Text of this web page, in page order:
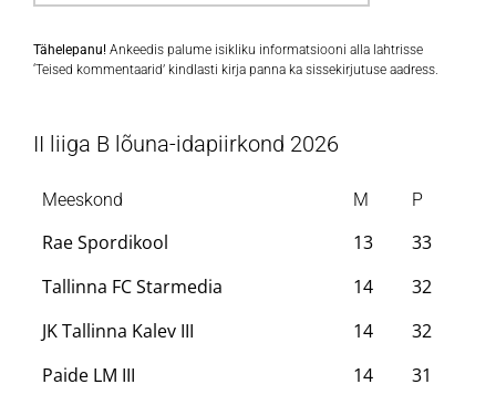
Tähelepanu! Ankeedis palume isikliku informatsiooni alla lahtrisse
‘Teised kommentaarid’ kindlasti kirja panna ka sissekirjutuse aadress.
II liiga B lõuna-idapiirkond 2026
Meeskond M P
Rae Spordikool 13
33
Tallinna FC Starmedia
14
32
JK Tallinna Kalev III
14
32
Paide LM III
14
31